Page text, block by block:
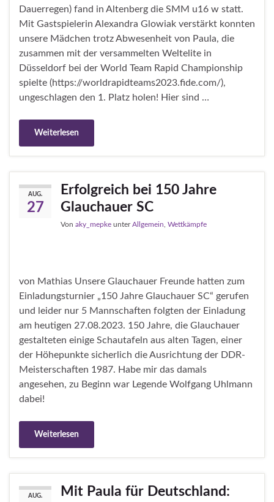
Dauerregen) fand in Altenberg die SMM u16 w statt.
Mit Gastspielerin Alexandra Glowiak verstärkt konnten
unsere Mädchen trotz Abwesenheit von Paula, die
zusammen mit der versammelten Weltelite in
Düsseldorf bei der World Team Rapid Championship
spielte (https://worldrapidteams2023.fide.com/),
ungeschlagen den 1. Platz holen! Hier sind …
Weiterlesen
AUG.
27
Erfolgreich bei 150 Jahre
Glauchauer SC
Von aky_mepke unterAllgemein Wettkämpfe
von Mathias Unsere Glauchauer Freunde hatten zum
Einladungsturnier „150 Jahre Glauchauer SC“ gerufen
und leider nur 5 Mannschaften folgten der Einladung
am heutigen 27.08.2023. 150 Jahre, die Glauchauer
gestalteten einige Schautafeln aus alten Tagen, einer
der Höhepunkte sicherlich die Ausrichtung der DDR-
Meisterschaften 1987. Habe mir das damals
angesehen, zu Beginn war Legende Wolfgang Uhlmann
dabei!
Weiterlesen
AUG.
Mit Paula für Deutschland: